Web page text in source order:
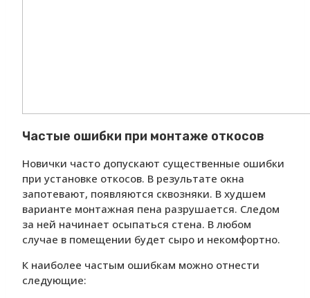
Частые ошибки при монтаже откосов
Новички часто допускают существенные ошибки
при установке откосов. В результате окна
запотевают, появляются сквозняки. В худшем
варианте монтажная пена разрушается. Следом
за ней начинает осыпаться стена. В любом
случае в помещении будет сыро и некомфортно.
К наиболее частым ошибкам можно отнести
следующие: